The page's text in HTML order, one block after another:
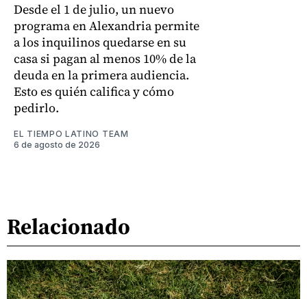
Desde el 1 de julio, un nuevo
programa en Alexandria permite
a los inquilinos quedarse en su
casa si pagan al menos 10% de la
deuda en la primera audiencia.
Esto es quién califica y cómo
pedirlo.
EL TIEMPO LATINO TEAM
6 de agosto de 2026
Relacionado